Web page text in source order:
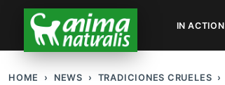
IN ACTION
HOME NEWS TRADICIONES CRUELES